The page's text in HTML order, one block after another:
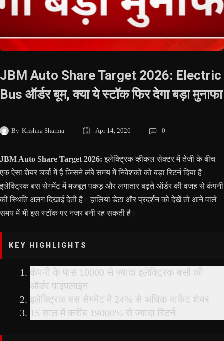
JBM Auto Share Target 2026: Electric
Bus ऑर्डर बूम, क्या ये स्टॉक फिर देगा बड़ा मुनाफा
By Krishna Sharma Apr 14, 2026 0
JBM Auto Share Target 2026: इलेक्ट्रिक व्हीकल सेक्टर में तेजी के बीच
एक ऐसा शेयर चर्चा में है जिसने लंबे समय में निवेशकों को बड़ा रिटर्न दिया है।
इलेक्ट्रिक बस सेगमेंट में मजबूत पकड़ और लगातार बढ़ते ऑर्डर की वजह से कंपनी
की स्थिति अलग दिखाई देती है। हालिया डेटा और प्रदर्शन को देखें तो आने वाले
समय में भी इस स्टॉक पर नजर बनी रह सकती है।
KEY HIGHLIGHTS
कंपनी के पास 10000 से ज्यादा इलेक्ट्रिक बसों की
ऑर्डर पाइपलाइन
इलेक्ट्रिक बस सेगमेंट में 24% से अधिक मार्केट शेयर
15 साल में करीब 19000% से ज्यादा रिटर्न